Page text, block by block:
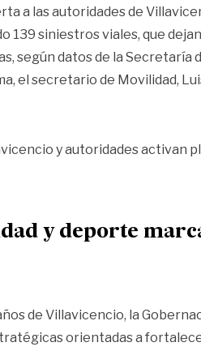
a las autoridades de
139 siniestros viales, que
según datos de la Secretaría
el secretario de Movilidad,
y deporte
de Villavicencio, la
orientadas a